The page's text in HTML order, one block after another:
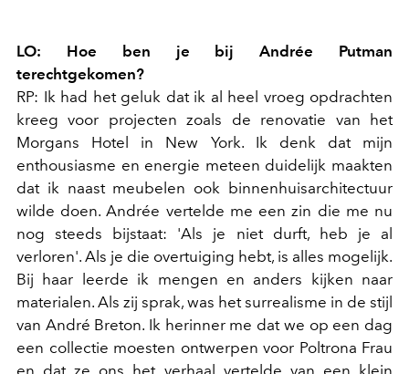
LO: Hoe ben je bij Andrée Putman
terechtgekomen?
RP: Ik had het geluk dat ik al heel vroeg opdrachten
kreeg voor projecten zoals de renovatie van het
Morgans Hotel in New York. Ik denk dat mijn
enthousiasme en energie meteen duidelijk maakten
dat ik naast meubelen ook binnenhuisarchitectuur
wilde doen. Andrée vertelde me een zin die me nu
nog steeds bijstaat: 'Als je niet durft, heb je al
verloren'. Als je die overtuiging hebt, is alles mogelijk.
Bij haar leerde ik mengen en anders kijken naar
materialen. Als zij sprak, was het surrealisme in de stijl
van André Breton. Ik herinner me dat we op een dag
een collectie moesten ontwerpen voor Poltrona Frau